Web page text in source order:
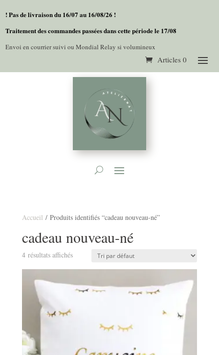
! Pas de livraison du 16/07 au 16/08/26 !
Traitement des commandes passées dans cette période le 17/08
Envoi en courrier suivi ou Mondial Relay si volumineux
Articles 0
Accueil / Produits identifiés “cadeau nouveau-né”
cadeau nouveau-né
4 résultats affichés